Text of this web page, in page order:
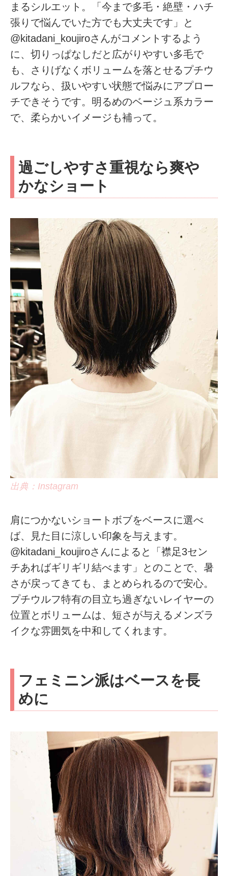
まるシルエット。「今まで多毛・絶壁・ハチ
張りで悩んでいた方でも大丈夫です」と
@kitadani_koujiroさんがコメントするよう
に、切りっぱなしだと広がりやすい多毛で
も、さりげなくボリュームを落とせるプチウ
ルフなら、扱いやすい状態で悩みにアプロー
チできそうです。明るめのベージュ系カラー
で、柔らかいイメージも補って。
過ごしやすさ重視なら爽や
かなショート
出典：Instagram
肩につかないショートボブをベースに選べ
ば、見た目に涼しい印象を与えます。
@kitadani_koujiroさんによると「襟足3セン
チあればギリギリ結べます」とのことで、暑
さが戻ってきても、まとめられるので安心。
プチウルフ特有の目立ち過ぎないレイヤーの
位置とボリュームは、短さが与えるメンズラ
イクな雰囲気を中和してくれます。
フェミニン派はベースを長
めに